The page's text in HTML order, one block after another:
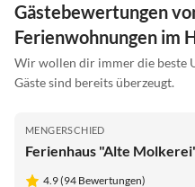
Gästebewertungen
Ferienwohnungen im
Wir wollen dir immer die beste
Gäste sind bereits überzeugt.
MENGERSCHIED
Ferienhaus "Alte
4.9 (94 Bewertungen)